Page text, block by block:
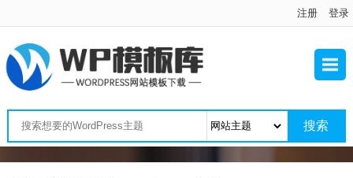
注册 登录